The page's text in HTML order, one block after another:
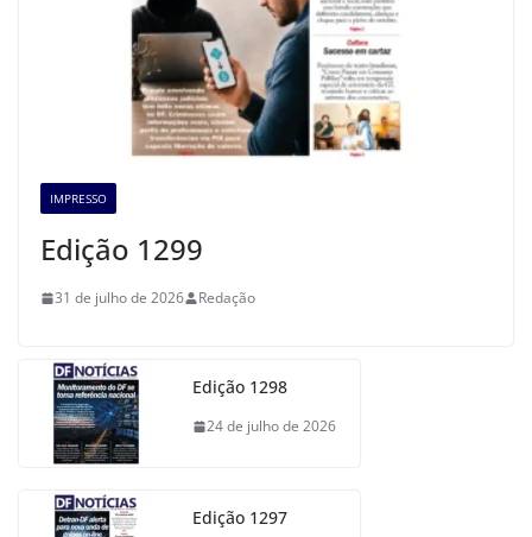
IMPRESSO
Edição 1299
31 de julho de 2026 Redação
Edição 1298
24 de julho de 2026
Edição 1297